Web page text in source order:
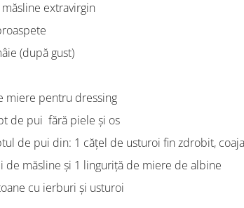
extravirgin
(după gust)
miere pentru dressing
de pui fără piele și os
de pui din: 1 cățel de usturoi fin zdrobit,
de măsline și 1 linguriță de miere de albine
cu ierburi și usturoi